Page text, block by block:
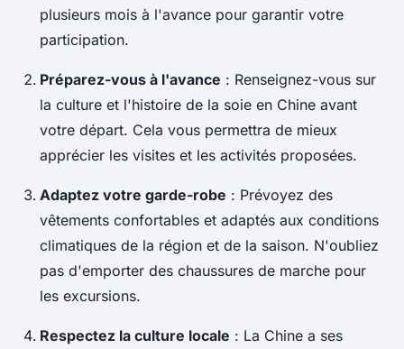
plusieurs mois à l'avance pour garantir votre
participation.
Préparez-vous à l'avance : Renseignez-vous sur
la culture et l'histoire de la soie en Chine avant
votre départ. Cela vous permettra de mieux
apprécier les visites et les activités proposées.
Adaptez votre garde-robe : Prévoyez des
vêtements confortables et adaptés aux conditions
climatiques de la région et de la saison. N'oubliez
pas d'emporter des chaussures de marche pour
les excursions.
Respectez la culture locale : La Chine a ses